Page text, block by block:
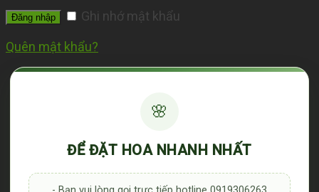
Đăng nhập Ghi nhớ mật khẩu
Quên mật khẩu?
🌸
ĐỂ ĐẶT HOA NHANH NHẤT